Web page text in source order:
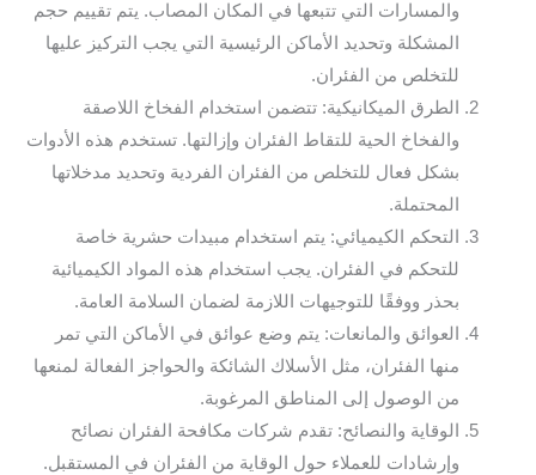
والمسارات التي تتبعها في المكان المصاب. يتم تقييم حجم
المشكلة وتحديد الأماكن الرئيسية التي يجب التركيز عليها
للتخلص من الفئران.
الطرق الميكانيكية: تتضمن استخدام الفخاخ اللاصقة
والفخاخ الحية للتقاط الفئران وإزالتها. تستخدم هذه الأدوات
بشكل فعال للتخلص من الفئران الفردية وتحديد مدخلاتها
المحتملة.
التحكم الكيميائي: يتم استخدام مبيدات حشرية خاصة
للتحكم في الفئران. يجب استخدام هذه المواد الكيميائية
بحذر ووفقًا للتوجيهات اللازمة لضمان السلامة العامة.
العوائق والمانعات: يتم وضع عوائق في الأماكن التي تمر
منها الفئران، مثل الأسلاك الشائكة والحواجز الفعالة لمنعها
من الوصول إلى المناطق المرغوبة.
الوقاية والنصائح: تقدم شركات مكافحة الفئران نصائح
وإرشادات للعملاء حول الوقاية من الفئران في المستقبل.